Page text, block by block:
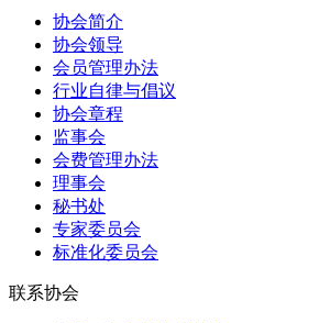
协会简介
协会领导
会员管理办法
行业自律与倡议
协会章程
监事会
会费管理办法
理事会
秘书处
专家委员会
标准化委员会
联系协会